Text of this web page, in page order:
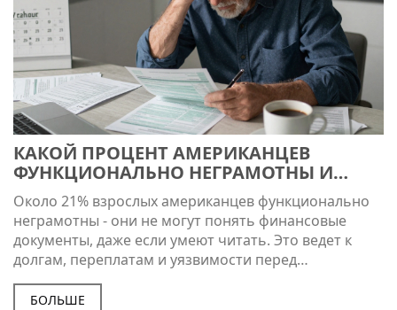
КАКОЙ ПРОЦЕНТ АМЕРИКАНЦЕВ
ФУНКЦИОНАЛЬНО НЕГРАМОТНЫ И
ПОЧЕМУ ЭТО ВАЖНО ДЛЯ
ФИНАНСОВОЙ ГРАМОТНОСТИ
Около 21% взрослых американцев функционально
неграмотны - они не могут понять финансовые
документы, даже если умеют читать. Это ведет к
долгам, переплатам и уязвимости перед
мошенниками. Учиться читать деньги - не роскошь,
а необходимость.
БОЛЬШЕ